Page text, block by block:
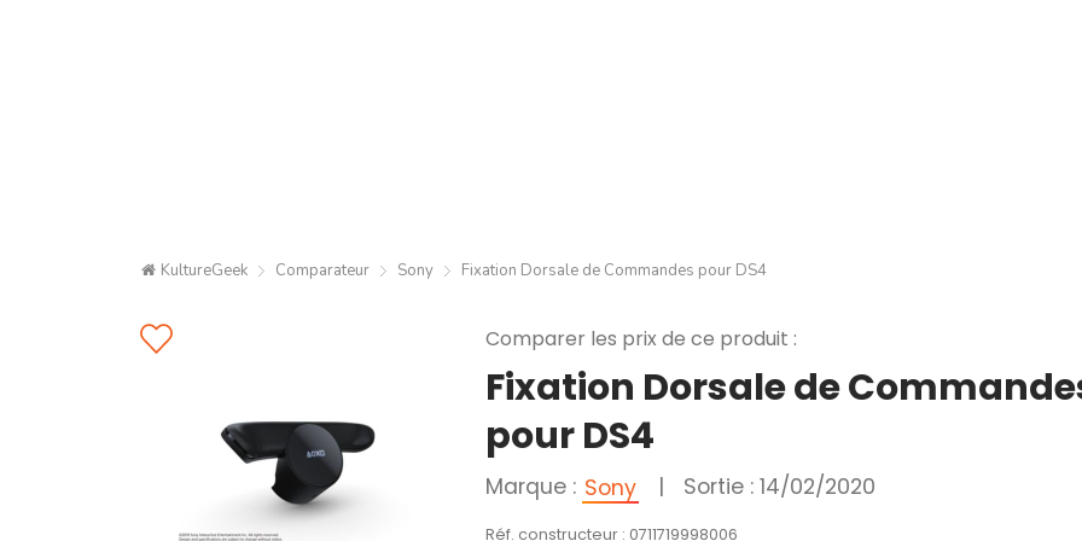
KultureGeek Comparateur Sony Fixation Dorsale de Commandes pour DS4
Comparer les prix de ce produit :
Fixation Dorsale de
pour DS4
Marque : Sony | Sortie : 14/02/2020
Réf. constructeur : 0711719998006